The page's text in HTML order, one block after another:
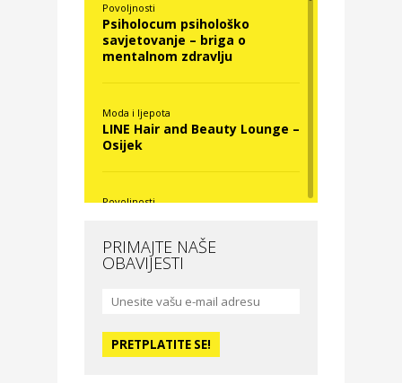
Povoljnosti
Psiholocum psihološko
savjetovanje – briga o
mentalnom zdravlju
Moda i ljepota
LINE Hair and Beauty Lounge –
Osijek
Povoljnosti
Moda i ljepota
studio – Osijek
PRIMAJTE NAŠE
OBAVIJESTI